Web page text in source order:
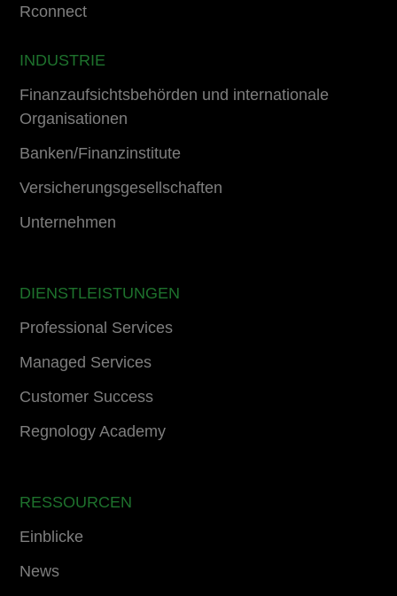
Rconnect
INDUSTRIE
Finanzaufsichtsbehörden und internationale
Organisationen
Banken/Finanzinstitute
Versicherungsgesellschaften
Unternehmen
DIENSTLEISTUNGEN
Professional Services
Managed Services
Customer Success
Regnology Academy
RESSOURCEN
Einblicke
News